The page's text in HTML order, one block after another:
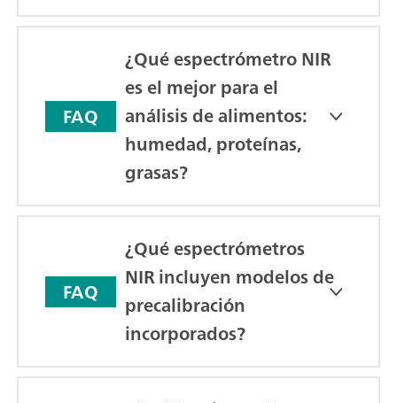
FAQ
¿Qué espectrómetro NIR
es el mejor para el
análisis de alimentos:
humedad, proteínas,
grasas?
FAQ
¿Qué espectrómetros
NIR incluyen modelos de
precalibración
incorporados?